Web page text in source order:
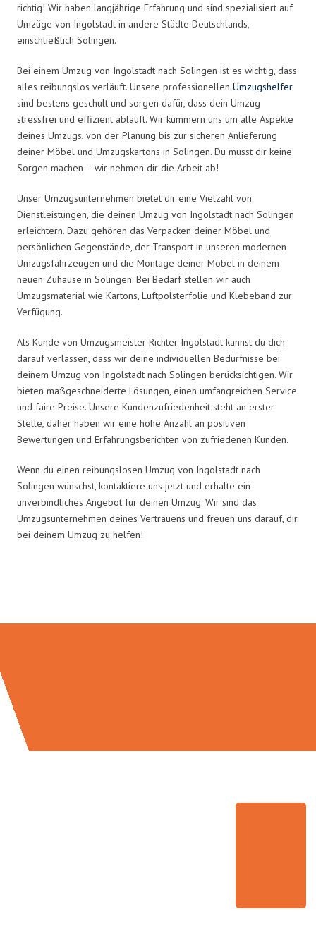
richtig! Wir haben langjährige Erfahrung und sind spezialisiert auf
Umzüge von Ingolstadt in andere Städte Deutschlands,
einschließlich Solingen.
Bei einem Umzug von Ingolstadt nach Solingen ist es wichtig, dass
alles reibungslos verläuft. Unsere professionellen Umzugshelfer
sind bestens geschult und sorgen dafür, dass dein Umzug
stressfrei und effizient abläuft. Wir kümmern uns um alle Aspekte
deines Umzugs, von der Planung bis zur sicheren Anlieferung
deiner Möbel und Umzugskartons in Solingen. Du musst dir keine
Sorgen machen – wir nehmen dir die Arbeit ab!
Unser Umzugsunternehmen bietet dir eine Vielzahl von
Dienstleistungen, die deinen Umzug von Ingolstadt nach Solingen
erleichtern. Dazu gehören das Verpacken deiner Möbel und
persönlichen Gegenstände, der Transport in unseren modernen
Umzugsfahrzeugen und die Montage deiner Möbel in deinem
neuen Zuhause in Solingen. Bei Bedarf stellen wir auch
Umzugsmaterial wie Kartons, Luftpolsterfolie und Klebeband zur
Verfügung.
Als Kunde von Umzugsmeister Richter Ingolstadt kannst du dich
darauf verlassen, dass wir deine individuellen Bedürfnisse bei
deinem Umzug von Ingolstadt nach Solingen berücksichtigen. Wir
bieten maßgeschneiderte Lösungen, einen umfangreichen Service
und faire Preise. Unsere Kundenzufriedenheit steht an erster
Stelle, daher haben wir eine hohe Anzahl an positiven
Bewertungen und Erfahrungsberichten von zufriedenen Kunden.
Wenn du einen reibungslosen Umzug von Ingolstadt nach
Solingen wünschst, kontaktiere uns jetzt und erhalte ein
unverbindliches Angebot für deinen Umzug. Wir sind das
Umzugsunternehmen deines Vertrauens und freuen uns darauf, dir
bei deinem Umzug zu helfen!